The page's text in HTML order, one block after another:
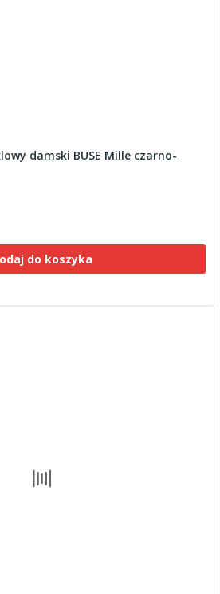
damski BUSE Mille czarno-
do koszyka